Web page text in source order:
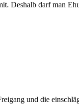
Deshalb darf man
und die